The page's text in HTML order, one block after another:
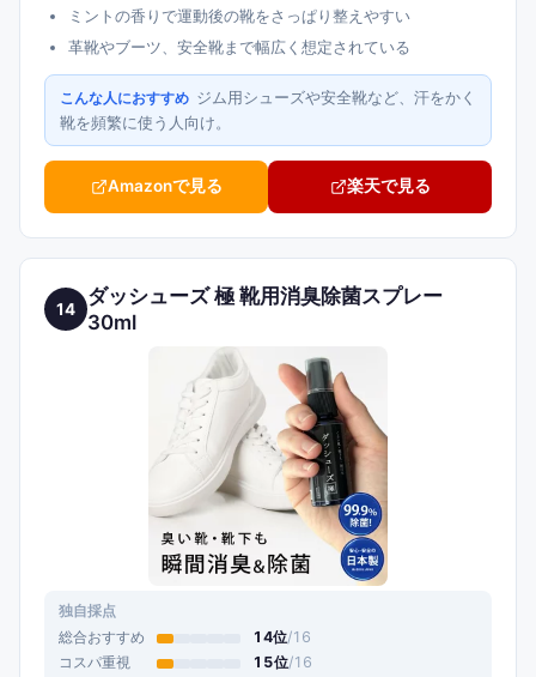
ミントの香りで運動後の靴をさっぱり整えやすい
革靴やブーツ、安全靴まで幅広く想定されている
こんな人におすすめ ジム用シューズや安全靴など、汗をかく
靴を頻繁に使う人向け。
Amazonで見る 楽天で見る
14
ダッシューズ 極 靴用消臭除菌スプレー
30ml
独自採点
総合おすすめ 14位/16
コスパ重視
15位/16